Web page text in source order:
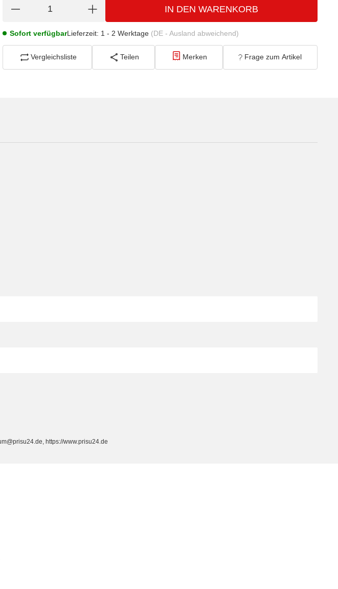
IN DEN WARENKORB
Sofort verfügbarLieferzeit: 1 - 2 Werktage (DE - Ausland abweichend)
Vergleichsliste Teilen Merken Frage zum Artikel
https://www.prisu24.de